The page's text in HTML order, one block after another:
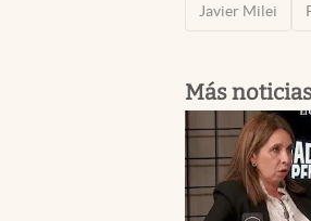
Javier Milei
Más